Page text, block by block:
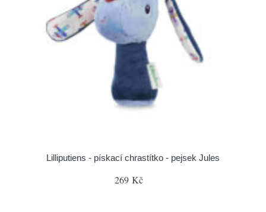
Lilliputiens - pískací chrastítko - pejsek Jules
269 Kč